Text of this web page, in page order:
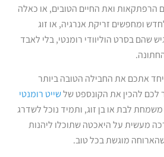
ואוהבים הרפתקאות ואת החיים הטובים, או כאלה
ומחפשים זריקת אנרגיה, או זוג
שהם בסרט הוליוודי רומנטי, בלי לאבד
אתכם את החבילה הטובה ביותר
לכם להכין את הקונספט שלשייט רומנטי
לבת או בן זוג, ותמיד נוכל לשדרג
מעשית על היאכטה שתוכלו ליהנות
מוגשת בכל טוב.